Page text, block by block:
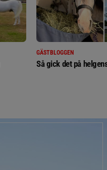
GÄSTBLOGGEN
Så gick det på